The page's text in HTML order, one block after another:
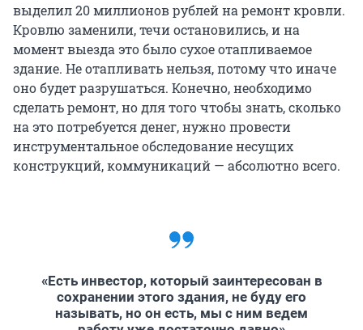
выделил 20 миллионов рублей на ремонт кровли.
Кровлю заменили, течи остановились, и на
момент выезда это было сухое отапливаемое
здание. Не отапливать нельзя, потому что иначе
оно будет разрушаться. Конечно, необходимо
сделать ремонт, но для того чтобы знать, сколько
на это потребуется денег, нужно провести
инструментальное обследование несущих
конструкций, коммуникаций — абсолютно всего.
«Есть инвестор, который заинтересован в
сохранении этого здания, не буду его
называть, но он есть, мы с ним ведем